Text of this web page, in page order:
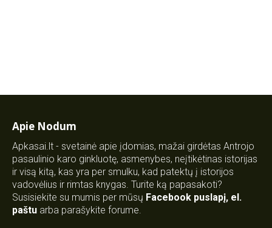
Apie Nodum
Apkasai.lt - svetainė apie įdomias, mažai girdėtas Antrojo
pasaulinio karo ginkluotę, asmenybes, neįtikėtinas istorijas
ir visą kitą, kas yra per smulku, kad patektų į istorijos
vadovėlius ir rimtas knygas. Turite ką papasakoti?
Susisiekite su mumis per mūsų Facebook puslapį, el.
paštu arba parašykite forume.